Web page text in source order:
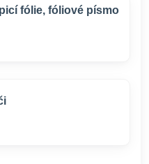
fólie, fóliové písmo